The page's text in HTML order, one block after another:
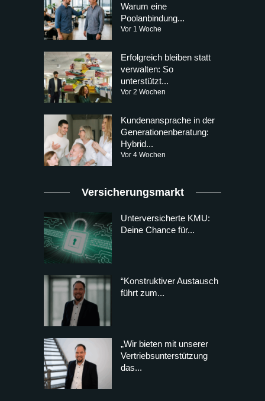
Warum eine
Poolanbindung...
Vor 1 Woche
Erfolgreich bleiben statt
verwalten: So
unterstützt...
Vor 2 Wochen
Kundenansprache in der
Generationenberatung:
Hybrid...
Vor 4 Wochen
Versicherungsmarkt
Unterversicherte KMU:
Deine Chance für...
“Konstruktiver Austausch
führt zum...
„Wir bieten mit unserer
Vertriebsunterstützung
das...